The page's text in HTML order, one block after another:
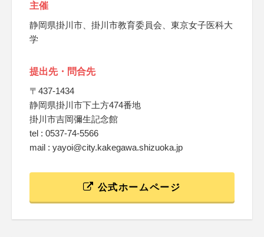
主催
静岡県掛川市、掛川市教育委員会、東京女子医科大
学
提出先・問合先
〒437-1434
静岡県掛川市下土方474番地
掛川市吉岡彌生記念館
tel : 0537-74-5566
mail : yayoi@city.kakegawa.shizuoka.jp
公式ホームページ